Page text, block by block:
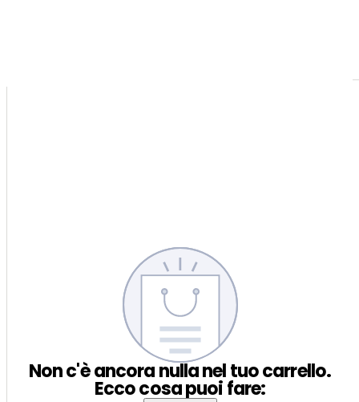
Non c'è ancora nulla nel tuo carrello.
Ecco cosa puoi fare: